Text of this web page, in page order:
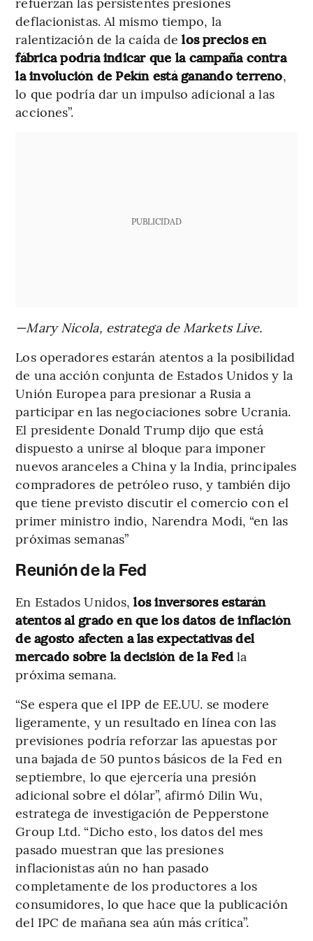
deflacionistas. Al mismo tiempo, la
ralentización de la caída delos precios en
fábrica podría indicar que la campaña contra
la involución de Pekín está ganando terreno,
lo que podría dar un impulso adicional a las
acciones”.
PUBLICIDAD
—Mary Nicola, estratega de Markets Live.
Los operadores estarán atentos a la posibilidad
de una acción conjunta de Estados Unidos y la
Unión Europea para presionar a Rusia a
participar en las negociaciones sobre Ucrania.
El presidente Donald Trump dijo que está
dispuesto a unirse al bloque para imponer
nuevos aranceles a China y la India, principales
compradores de petróleo ruso, y también dijo
que tiene previsto discutir el comercio con el
primer ministro indio, Narendra Modi, “en las
próximas semanas”
Reunión de la Fed
En Estados Unidos, los inversores estarán
atentos al grado en que los datos de inflación
de agosto afecten a las expectativas del
mercado sobre la decisión de la Fedla
próxima semana.
“Se espera que el IPP de EE.UU. se modere
ligeramente, y un resultado en línea con las
previsiones podría reforzar las apuestas por
una bajada de 50 puntos básicos de la Fed en
septiembre, lo que ejercería una presión
adicional sobre el dólar”, afirmó Dilin Wu,
estratega de investigación de Pepperstone
Group Ltd. “Dicho esto, los datos del mes
pasado muestran que las presiones
inflacionistas aún no han pasado
completamente de los productores a los
consumidores, lo que hace que la publicación
del IPC de mañana sea aún más crítica”.